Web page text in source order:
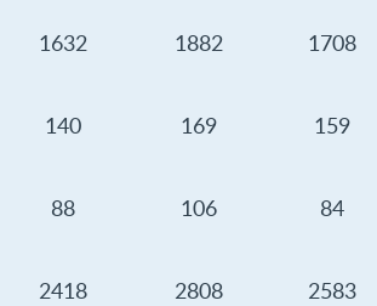
1632 1882 1708
140 169 159
88 106 84
2418 2808 2583